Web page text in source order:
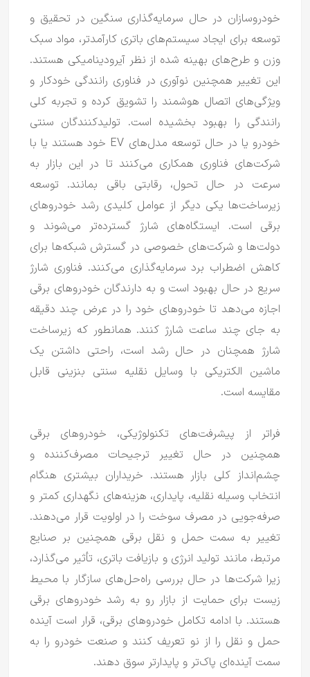
خودروسازان در حال سرمایه‌گذاری سنگین در تحقیق و
توسعه برای ایجاد سیستم‌های باتری کارآمدتر، مواد سبک
وزن و طرح‌های بهینه شده از نظر آیرودینامیکی هستند.
این تغییر همچنین نوآوری در فناوری رانندگی خودکار و
ویژگی‌های اتصال هوشمند را تشویق کرده و تجربه کلی
رانندگی را بهبود بخشیده است. تولیدکنندگان سنتی
خودرو یا در حال توسعه مدل‌های EV خود هستند یا با
شرکت‌های فناوری همکاری می‌کنند تا در این بازار به
سرعت در حال تحول، رقابتی باقی بمانند. توسعه
زیرساخت‌ها یکی دیگر از عوامل کلیدی رشد خودروهای
برقی است.
ایستگاه‌های شارژ گسترده‌تر می‌شوند و
دولت‌ها و شرکت‌های خصوصی در گسترش شبکه‌ها برای
کاهش اضطراب برد سرمایه‌گذاری می‌کنند. فناوری شارژ
سریع در حال بهبود است و به دارندگان خودروهای برقی
اجازه می‌دهد تا خودروهای خود را در عرض چند دقیقه
به جای چند ساعت شارژ کنند. همانطور که زیرساخت
شارژ همچنان در حال رشد است، راحتی داشتن یک
ماشین الکتریکی با وسایل نقلیه سنتی بنزینی قابل
مقایسه است.
فراتر از پیشرفت‌های تکنولوژیکی، خودروهای برقی
همچنین در حال تغییر ترجیحات مصرف‌کننده و
چشم‌انداز کلی بازار هستند. خریداران بیشتری هنگام
انتخاب وسیله نقلیه، پایداری، هزینه‌های نگهداری کمتر و
صرفه‌جویی در مصرف سوخت را در اولویت قرار می‌دهند.
تغییر به سمت حمل و نقل برقی همچنین بر صنایع
مرتبط، مانند تولید انرژی و بازیافت باتری، تأثیر می‌گذارد،
زیرا شرکت‌ها در حال بررسی راه‌حل‌های سازگار با محیط
زیست برای حمایت از بازار رو به رشد خودروهای برقی
هستند. با ادامه تکامل خودروهای برقی، قرار است آینده
حمل و نقل را از نو تعریف کنند و صنعت خودرو را به
سمت آینده‌ای پاک‌تر و پایدارتر سوق دهند.